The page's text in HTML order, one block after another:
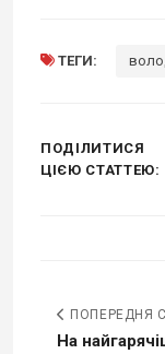
ТЕГИ:
ПОДІЛИТИСЯ
ЦІЄЮ СТАТТЕЮ:
ПОПЕРЕДНЯ
На